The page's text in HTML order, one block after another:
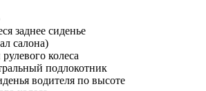
заднее сиденье
салона)
колеса
подлокотник
водителя по высоте